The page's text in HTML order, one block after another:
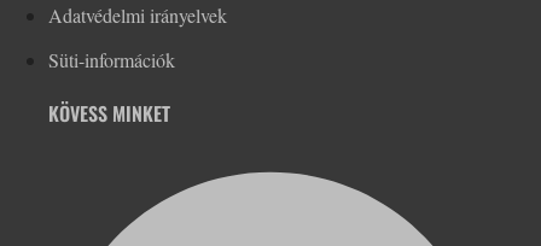
Adatvédelmi irányelvek
Süti-információk
KÖVESS MINKET